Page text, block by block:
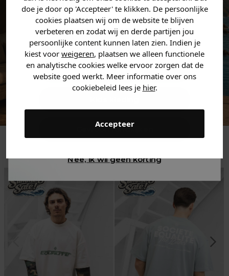
doe je door op 'Accepteer' te klikken. De persoonlijke
cookies plaatsen wij om de website te blijven
verbeteren en zodat wij en derde partijen jou
persoonlijke content kunnen laten zien. Indien je
kiest voor weigeren, plaatsen we alleen functionele
en analytische cookies welke ervoor zorgen dat de
website goed werkt. Meer informatie over ons
cookiebeleid lees je hier.
Accepteer
Heren kleding
Dames kleding
Gewoon rondkijken
Nee, ik wil geen korting